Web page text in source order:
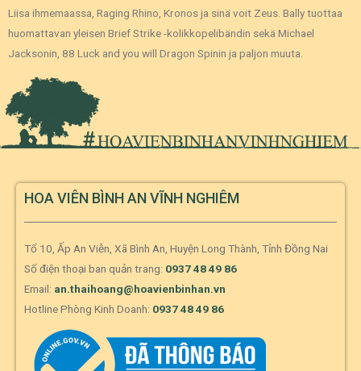
Liisa ihmemaassa, Raging Rhino, Kronos ja sinä voit Zeus. Bally tuottaa
huomattavan yleisen Brief Strike -kolikkopelibändin sekä Michael
Jacksonin, 88 Luck and you will Dragon Spinin ja paljon muuta.
HOA VIÊN BÌNH AN VĨNH NGHIÊM
Tổ 10, Ấp An Viễn, Xã Bình An, Huyện Long Thành, Tỉnh Đồng Nai
Số điện thoại ban quản trang: 0937 48 49 86
Email: an.thaihoang@hoavienbinhan.vn
Hotline Phòng Kinh Doanh: 0937 48 49 86